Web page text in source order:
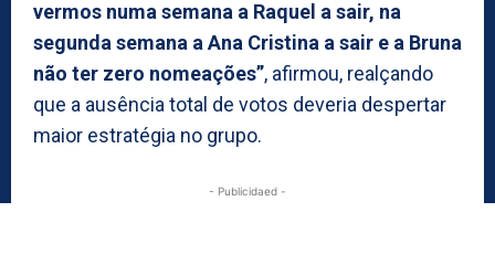
vermos numa semana a Raquel a sair, na
segunda semana a Ana Cristina a sair e a Bruna
não ter zero nomeações”, afirmou, realçando
que a ausência total de votos deveria despertar
maior estratégia no grupo.
- Publicidaed -